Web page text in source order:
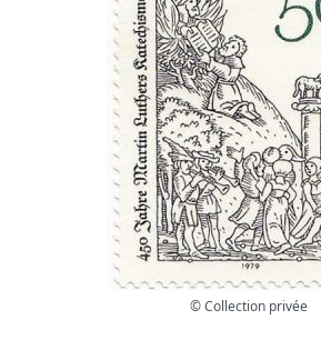
© Collection privée